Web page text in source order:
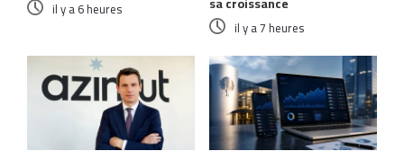
il y a 6 heures
il y a 7 heures